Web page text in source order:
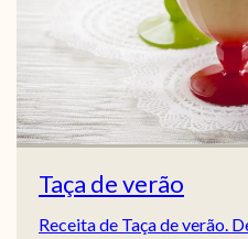
Taça de verão
Receita de Taça de verão.